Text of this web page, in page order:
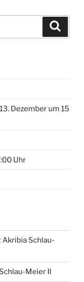
Dezember um 15
Uhr
Schlau-
Meier II